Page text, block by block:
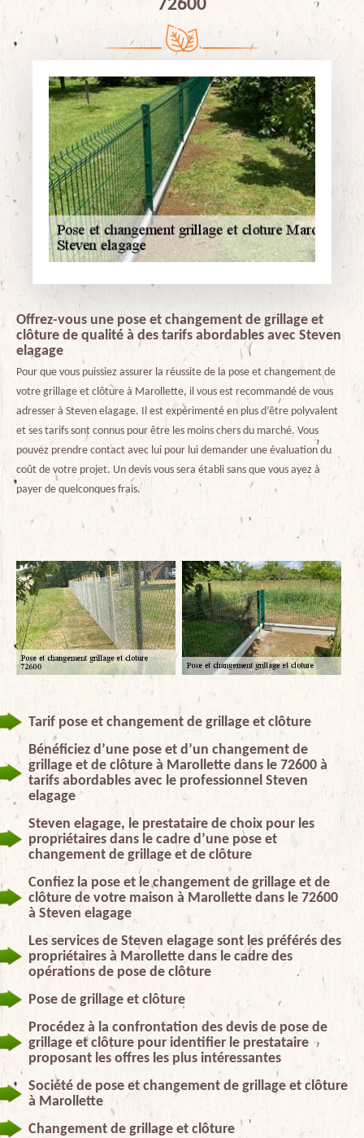
72600
Offrez-vous une pose et changement de grillage et
clôture de qualité à des tarifs abordables avec Steven
elagage
Pour que vous puissiez assurer la réussite de la pose et changement de
votre grillage et clôture à Marollette, il vous est recommandé de vous
adresser à Steven elagage. Il est expérimenté en plus d’être polyvalent
et ses tarifs sont connus pour être les moins chers du marché. Vous
pouvez prendre contact avec lui pour lui demander une évaluation du
coût de votre projet. Un devis vous sera établi sans que vous ayez à
payer de quelconques frais.
Tarif pose et changement de grillage et clôture
Bénéficiez d’une pose et d’un changement de
grillage et de clôture à Marollette dans le 72600 à
tarifs abordables avec le professionnel Steven
elagage
Steven elagage, le prestataire de choix pour les
propriétaires dans le cadre d’une pose et
changement de grillage et de clôture
Confiez la pose et le changement de grillage et de
clôture de votre maison à Marollette dans le 72600
à Steven elagage
Les services de Steven elagage sont les préférés des
propriétaires à Marollette dans le cadre des
opérations de pose de clôture
Pose de grillage et clôture
Procédez à la confrontation des devis de pose de
grillage et clôture pour identifier le prestataire
proposant les offres les plus intéressantes
Société de pose et changement de grillage et clôture
à Marollette
Changement de grillage et clôture